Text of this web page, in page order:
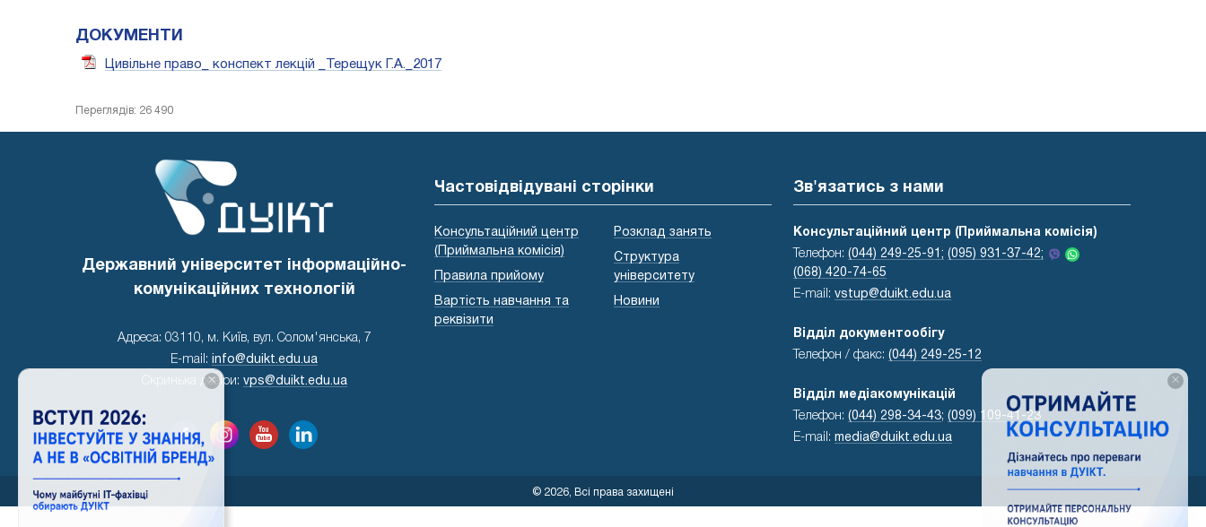
ДОКУМЕНТИ
Цивільне право_ конспект лекцій _Терещук Г.А._2017
Переглядів: 26 490
Державний університет інформаційно-
комунікаційних технологій
Адреса: 03110, м. Київ, вул. Солом'янська, 7
E-mail: info@duikt.edu.ua
Скринька довіри: vps@duikt.edu.ua
Частовідвідувані сторінки
Консультаційний центр
(Приймальна комісія)
Правила прийому
Вартість навчання та
реквізити
Розклад занять
Структура
університету
Новини
Зв'язатись з нами
Консультаційний центр (Приймальна комісія)
Телефон: (044) 249-25-91; (095) 931-37-42;
(068) 420-74-65
E-mail: vstup@duikt.edu.ua
Відділ документообігу
Телефон / факс: (044) 249-25-12
Відділ медіакомунікацій
Телефон: (044) 298-34-43; (099) 109-41-23
E-mail: media@duikt.edu.ua
© 2026, Всі права захищені
×
×